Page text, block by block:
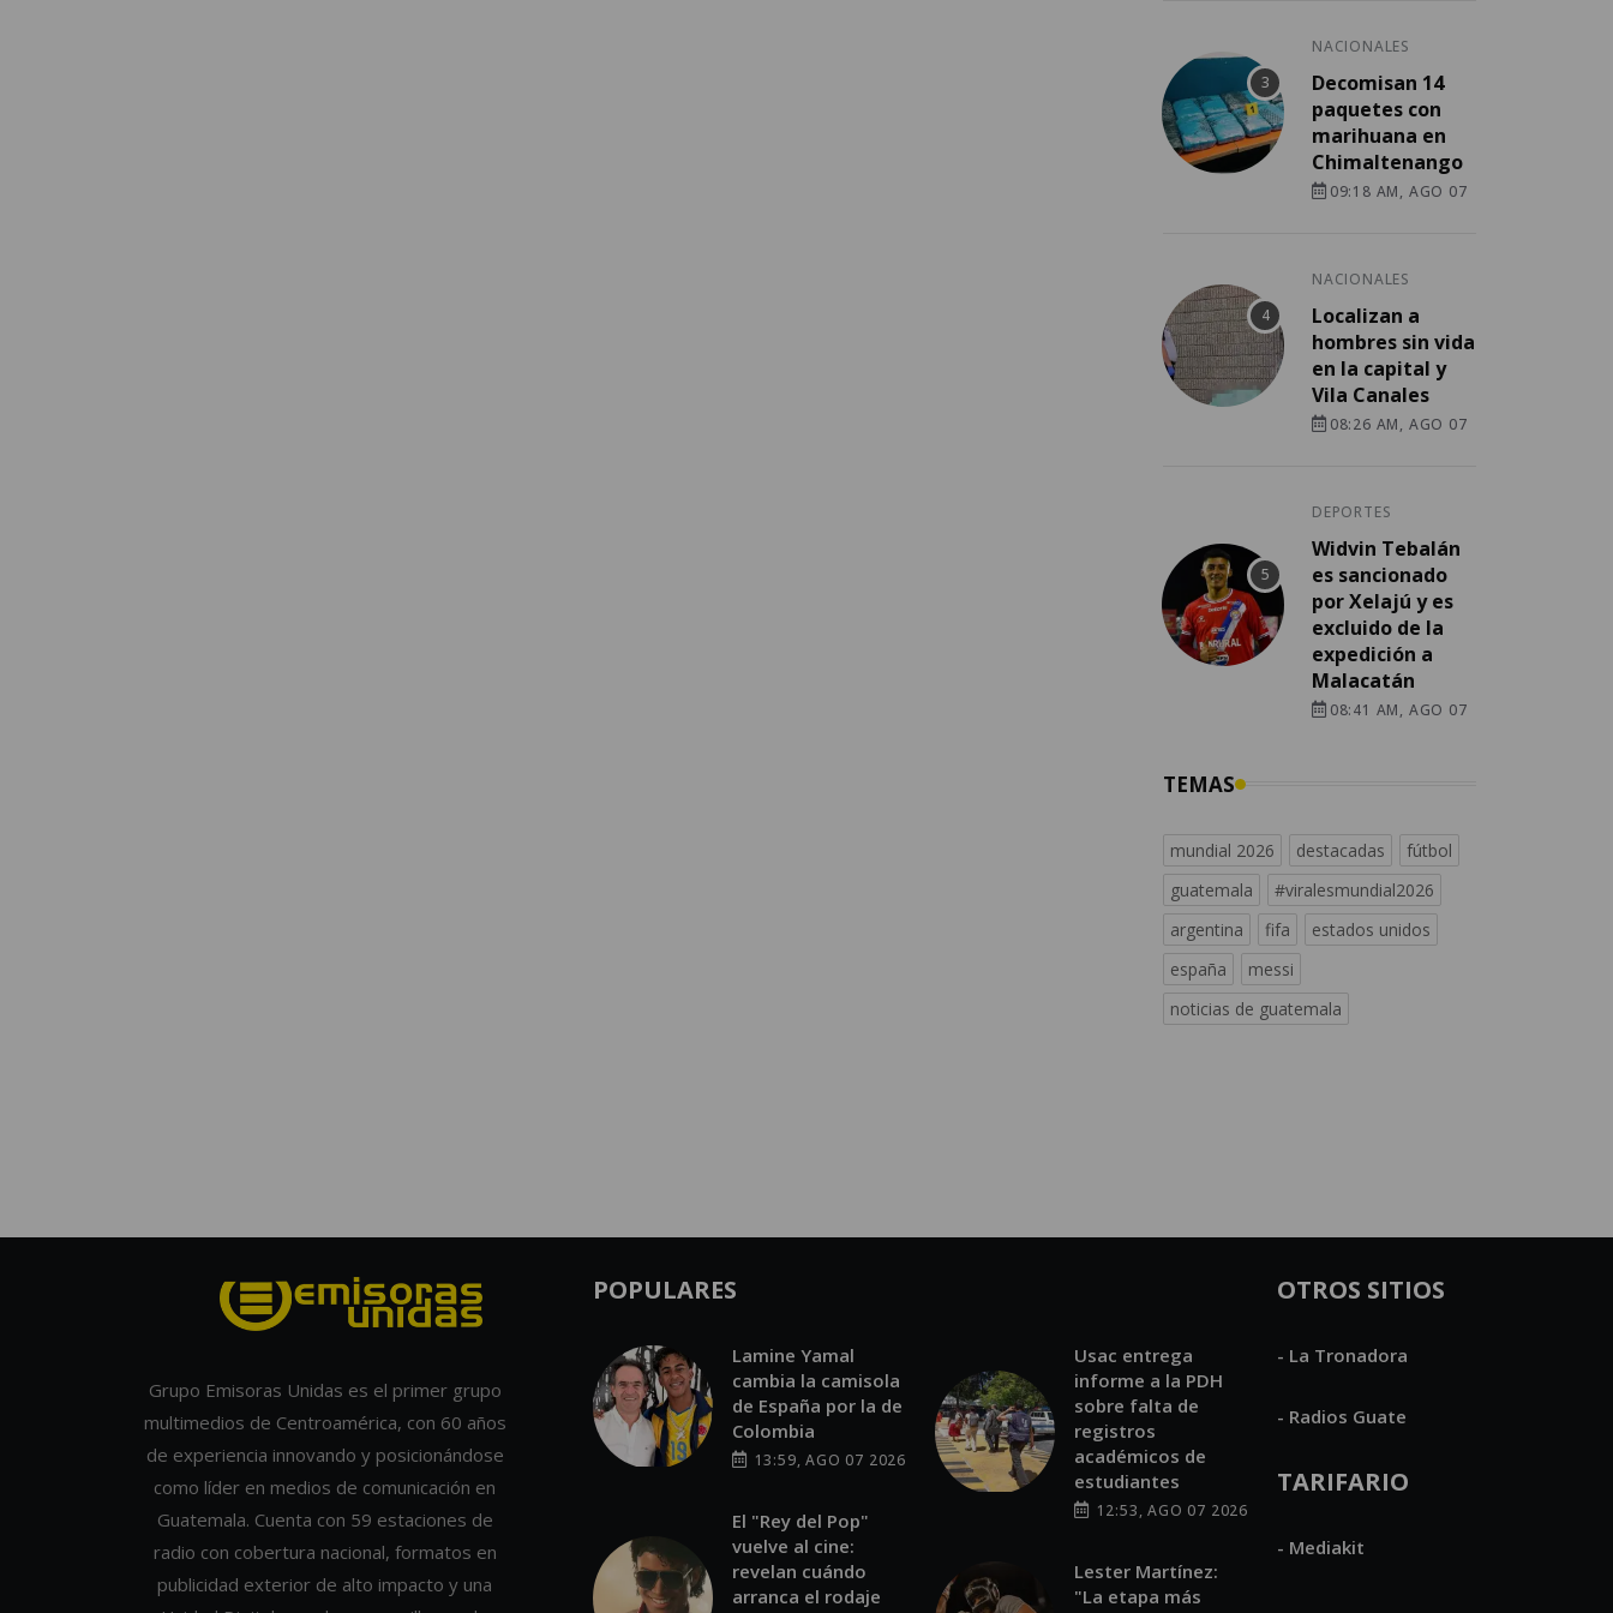
NACIONALES
Decomisan 14
paquetes con
marihuana en
Chimaltenango
09:18 AM, AGO 07
NACIONALES
Localizan a
hombres sin vida
en la capital y
Vila Canales
08:26 AM, AGO 07
DEPORTES
Widvin Tebalán
es sancionado
por Xelajú y es
excluido de la
expedición a
Malacatán
08:41 AM, AGO 07
TEMAS
mundial 2026 destacadas
fútbol
guatemala
#viralesmundial2026
argentina
fifa
estados unidos
españa
messi
noticias de guatemala
Grupo Emisoras Unidas es el primer grupo
multimedios de Centroamérica, con 60 años
de experiencia innovando y posicionándose
como líder en medios de comunicación en
Guatemala. Cuenta con 59 estaciones de
radio con cobertura nacional, formatos en
publicidad exterior de alto impacto y una
POPULARES
Lamine Yamal
cambia la camisola
de España por la de
Colombia
13:59, AGO 07 2026
El "Rey del Pop"
vuelve al cine:
revelan cuándo
arranca el rodaje
Usac entrega
informe a la PDH
sobre falta de
registros
académicos de
estudiantes
12:53, AGO 07 2026
Lester Martínez:
"La etapa más
OTROS SITIOS
- La Tronadora
- Radios Guate
TARIFARIO
- Mediakit